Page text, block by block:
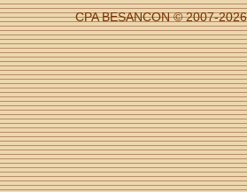
CPA BESANCON © 2007-